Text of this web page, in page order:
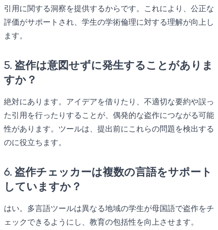
引用に関する洞察を提供するからです。これにより、公正な
評価がサポートされ、学生の学術倫理に対する理解が向上し
ます。
5. 盗作は意図せずに発生することがありま
すか？
絶対にあります。アイデアを借りたり、不適切な要約や誤っ
た引用を行ったりすることが、偶発的な盗作につながる可能
性があります。ツールは、提出前にこれらの問題を検出する
のに役立ちます。
6. 盗作チェッカーは複数の言語をサポート
していますか？
はい。多言語ツールは異なる地域の学生が母国語で盗作をチ
ェックできるようにし、教育の包括性を向上させます。